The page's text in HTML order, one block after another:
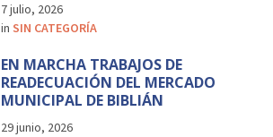
7 julio, 2026
in SIN CATEGORÍA
EN MARCHA TRABAJOS DE
READECUACIÓN DEL MERCADO
MUNICIPAL DE BIBLIÁN
29 junio, 2026